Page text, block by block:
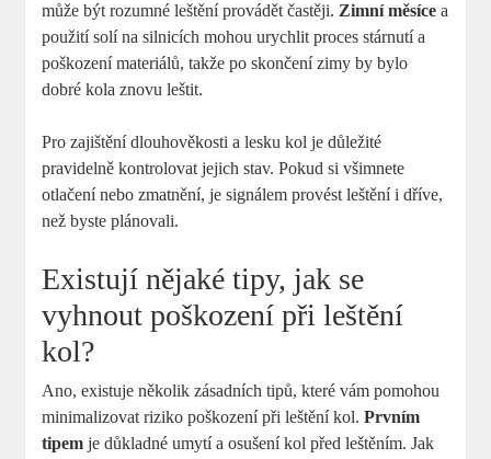
může být rozumné leštění provádět častěji. Zimní měsíce a
použití solí na silnicích mohou urychlit proces stárnutí a
poškození materiálů, takže po skončení zimy by bylo
dobré kola znovu leštit.
Pro zajištění dlouhověkosti a lesku kol je důležité
pravidelně kontrolovat jejich stav. Pokud si všimnete
otlačení nebo zmatnění, je signálem provést leštění i dříve,
než byste plánovali.
Existují nějaké tipy, jak se
vyhnout poškození při leštění
kol?
Ano, existuje několik zásadních tipů, které vám pomohou
minimalizovat riziko poškození při leštění kol.Prvním
tipem je důkladné umytí a osušení kol před leštěním. Jak